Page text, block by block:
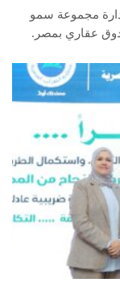
مجموعة سمو
عقاري بمصر.